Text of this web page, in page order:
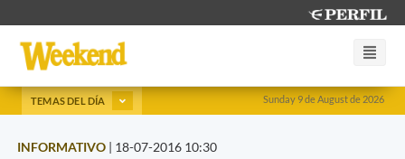
Sunday 9 de August de 2026
TEMAS DEL DÍA
INFORMATIVO | 18-07-2016 10:30